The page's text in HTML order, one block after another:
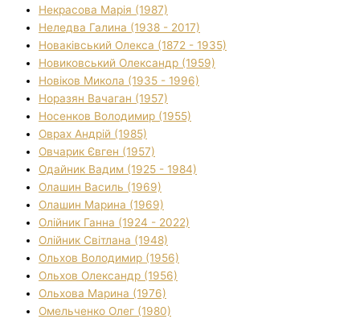
Некрасова Марія (1987)
Неледва Галина (1938 - 2017)
Новаківський Олекса (1872 - 1935)
Новиковський Олександр (1959)
Новіков Микола (1935 - 1996)
Норазян Вачаган (1957)
Носенков Володимир (1955)
Оврах Андрій (1985)
Овчарик Євген (1957)
Одайник Вадим (1925 - 1984)
Олашин Василь (1969)
Олашин Марина (1969)
Олійник Ганна (1924 - 2022)
Олійник Світлана (1948)
Ольхов Володимир (1956)
Ольхов Олександр (1956)
Ольхова Марина (1976)
Омельченко Олег (1980)